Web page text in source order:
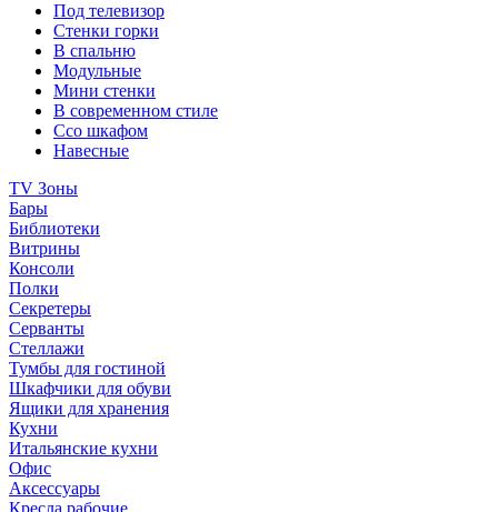
Под телевизор
Стенки горки
В спальню
Модульные
Мини стенки
В современном стиле
Ссо шкафом
Навесные
TV Зоны
Бары
Библиотеки
Витрины
Консоли
Полки
Секретеры
Серванты
Стеллажи
Тумбы для гостиной
Шкафчики для обуви
Ящики для хранения
Кухни
Итальянские кухни
Офис
Аксессуары
Кресла рабочие